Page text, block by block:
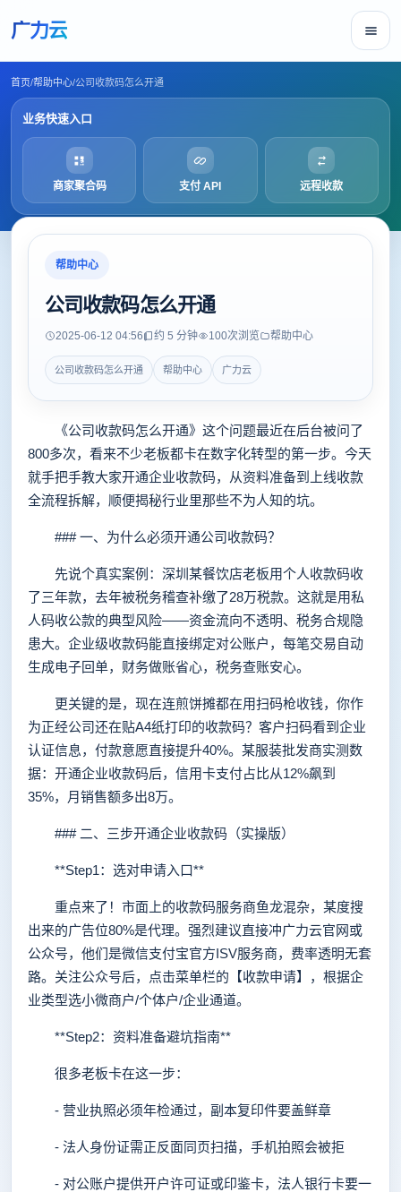
广力云
首页/帮助中心/公司收款码怎么开通
业务快速入口
商家聚合码 支付 API 远程收款
帮助中心
公司收款码怎么开通
2025-06-12 04:56 约 5 分钟 100次浏览 帮助中心
公司收款码怎么开通 帮助中心 广力云
《公司收款码怎么开通》这个问题最近在后台被问了
800多次，看来不少老板都卡在数字化转型的第一步。今天
就手把手教大家开通企业收款码，从资料准备到上线收款
全流程拆解，顺便揭秘行业里那些不为人知的坑。
### 一、为什么必须开通公司收款码？
先说个真实案例：深圳某餐饮店老板用个人收款码收
了三年款，去年被税务稽查补缴了28万税款。这就是用私
人码收公款的典型风险——资金流向不透明、税务合规隐
患大。企业级收款码能直接绑定对公账户，每笔交易自动
生成电子回单，财务做账省心，税务查账安心。
更关键的是，现在连煎饼摊都在用扫码枪收钱，你作
为正经公司还在贴A4纸打印的收款码？客户扫码看到企业
认证信息，付款意愿直接提升40%。某服装批发商实测数
据：开通企业收款码后，信用卡支付占比从12%飙到
35%，月销售额多出8万。
### 二、三步开通企业收款码（实操版）
**Step1：选对申请入口**
重点来了！市面上的收款码服务商鱼龙混杂，某度搜
出来的广告位80%是代理。强烈建议直接冲广力云官网或
公众号，他们是微信支付宝官方ISV服务商，费率透明无套
路。关注公众号后，点击菜单栏的【收款申请】，根据企
业类型选小微商户/个体户/企业通道。
**Step2：资料准备避坑指南**
很多老板卡在这一步：
- 营业执照必须年检通过，副本复印件要盖鲜章
- 法人身份证需正反面同页扫描，手机拍照会被拒
- 对公账户提供开户许可证或印鉴卡，法人银行卡要一